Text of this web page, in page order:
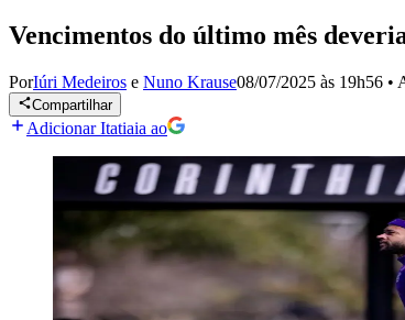
Vencimentos do último mês
PorIúri Medeiros e Nuno Krause08/07/2025 às 19h56 •
Compartilhar
Adicionar Itatiaia ao